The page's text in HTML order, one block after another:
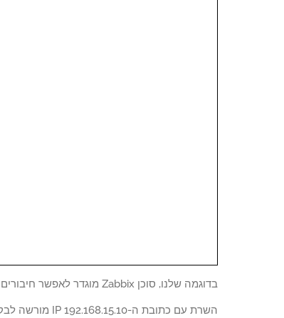
בדוגמה שלנו, סוכן Zabbix מוגדר לאפשר חיבורים משרת Zabbix 192.168.15.10.
השרת עם כתובת ה-IP 192.168.15.10 מורשה לבקש ולקבל מידע מהסוכן.